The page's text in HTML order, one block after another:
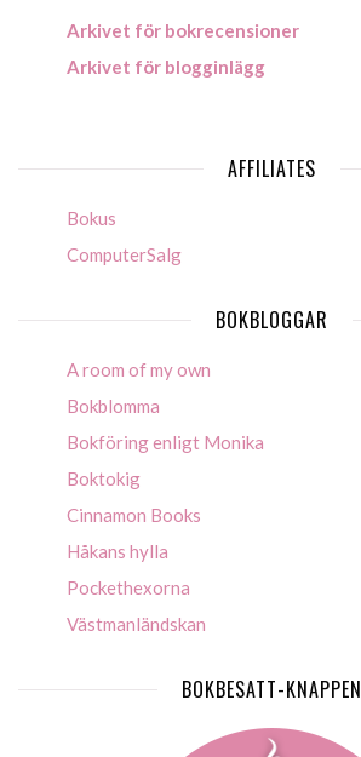
Arkivet för bokrecensioner
Arkivet för blogginlägg
AFFILIATES
Bokus
ComputerSalg
BOKBLOGGAR
A room of my own
Bokblomma
Bokföring enligt Monika
Boktokig
Cinnamon Books
Håkans hylla
Pockethexorna
Västmanländskan
BOKBESATT-KNAPPEN